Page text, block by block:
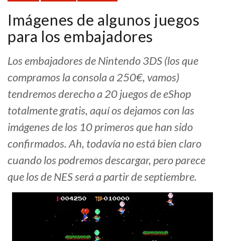
Imágenes de algunos juegos
para los embajadores
Los embajadores de Nintendo 3DS (los que
compramos la consola a 250€, vamos)
tendremos derecho a 20 juegos de eShop
totalmente gratis, aquí os dejamos con las
imágenes de los 10 primeros que han sido
confirmados. Ah, todavía no está bien claro
cuando los podremos descargar, pero parece
que los de NES será a partir de septiembre.